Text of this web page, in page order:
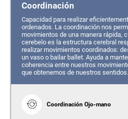
Coordinación
Capacidad para realizar
ordenados. La coordinación nos
movimientos de una manera rápida,
cerebelo es la estructura cerebral
realizar movimientos coordinados:
un vaso o bailar ballet. Ayuda a
coherencia entre nuestros
que obtenemos de nuestros sentidos.
Coordinación Ojo-mano